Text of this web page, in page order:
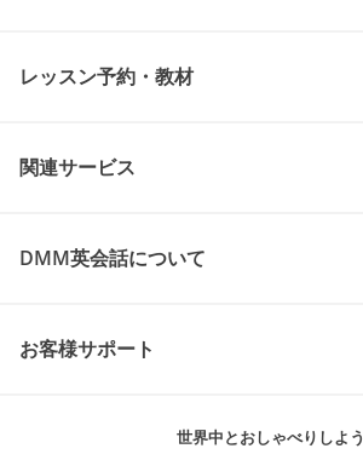
レッスン予約・教材
関連サービス
DMM英会話について
お客様サポート
世界中とおしゃべりしよう